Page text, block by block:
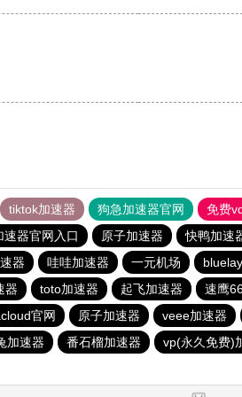
tiktok加速器 狗急加速器官网 免费
速器官网入口 原子加速器 快鸭加速
器 哇哇加速器 一元机场
器 toto加速器 起飞加速器 速鹰
官网 原子加速器 veee加速器
加速器 番石榴加速器 vp(永久免费)